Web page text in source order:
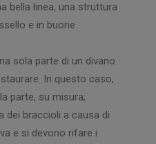
bella linea, una struttura
e in buone
sola parte di un divano
In questo caso,
parte, su misura;
dei braccioli a causa di
e si devono rifare i